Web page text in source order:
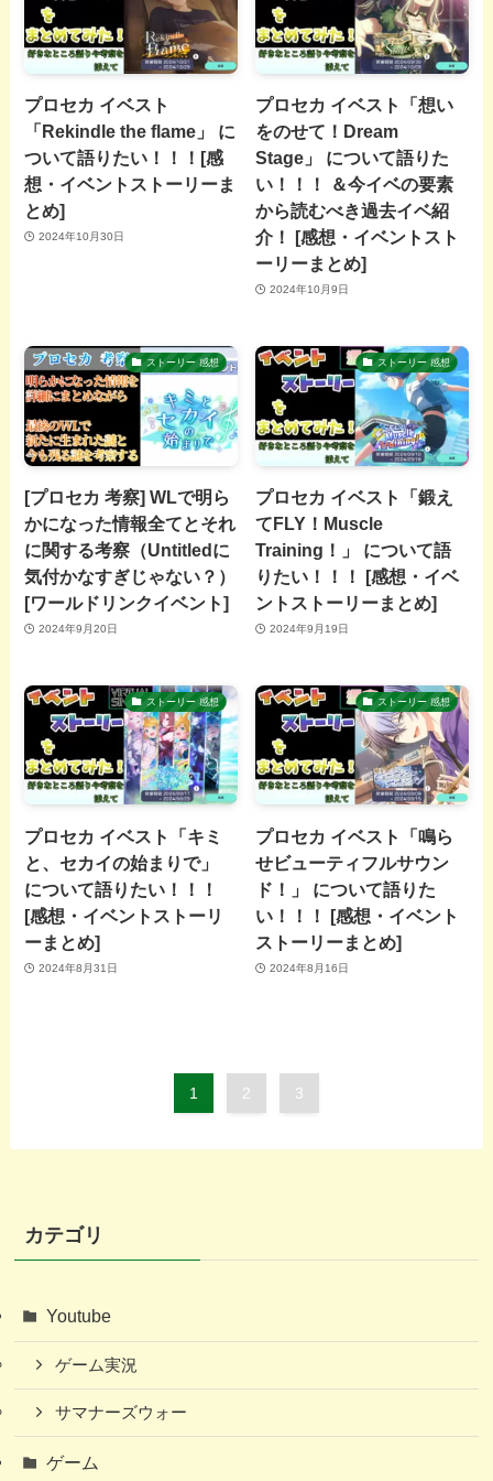
プロセカ イベスト
「Rekindle the flame」 に
ついて語りたい！！！[感
想・イベントストーリーま
とめ]
2024年10月30日
プロセカ イベスト「想い
をのせて！Dream
Stage」 について語りた
い！！！ ＆今イベの要素
から読むべき過去イベ紹
介！ [感想・イベントスト
ーリーまとめ]
2024年10月9日
ストーリー 感想
[プロセカ 考察] WLで明ら
かになった情報全てとそれ
に関する考察（Untitledに
気付かなすぎじゃない？）
[ワールドリンクイベント]
2024年9月20日
ストーリー 感想
プロセカ イベスト「鍛え
てFLY！Muscle
Training！」 について語
りたい！！！ [感想・イベ
ントストーリーまとめ]
2024年9月19日
ストーリー 感想
プロセカ イベスト「キミ
と、セカイの始まりで」
について語りたい！！！
[感想・イベントストーリ
ーまとめ]
2024年8月31日
ストーリー 感想
プロセカ イベスト「鳴ら
せビューティフルサウン
ド！」 について語りた
い！！！ [感想・イベント
ストーリーまとめ]
2024年8月16日
1 2 3
カテゴリ
Youtube
ゲーム実況
サマナーズウォー
ゲーム